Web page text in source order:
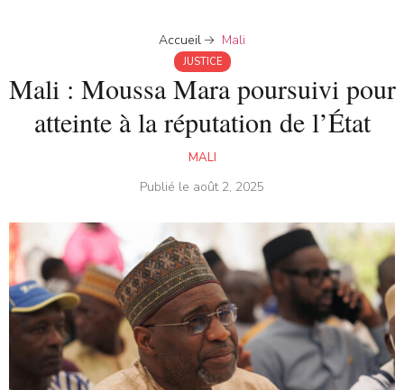
Accueil Mali
JUSTICE
Mali : Moussa Mara poursuivi pour
atteinte à la réputation de l’État
MALI
Publié le août 2, 2025